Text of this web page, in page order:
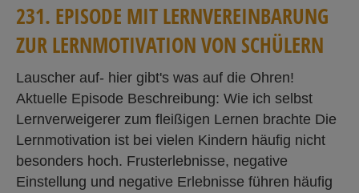
231. EPISODE MITLERNVEREINBARUNG
ZURLERNMOTIVATIONVON SCHÜLERN
Lauscher auf- hier gibt's was auf die Ohren!
Aktuelle Episode Beschreibung: Wie ich selbst
Lernverweigerer zum fleißigen Lernen brachte Die
Lernmotivation ist bei vielen Kindern häufig nicht
besonders hoch. Frusterlebnisse, negative
Einstellung und negative Erlebnisse führen häufig